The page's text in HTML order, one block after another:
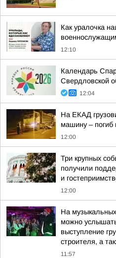
Как уралочка
12:10
Календарь
Свердловской
12:04
На ЕКАД
машину – погиб
12:00
Три крупных
получили
и
12:00
На
можно
выступление
строителя, а
11:57